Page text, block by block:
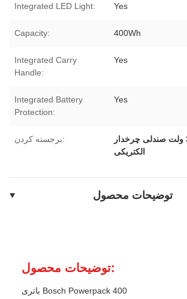
Integrated LED Light: Yes
Capacity: 400Wh
Integrated Carry
Handle:
Yes
Integrated Battery
Protection:
Yes
برجسته کردن:
باتری لیتیوم 36 ولت صندلی چرخدار
الکتریکی
توضیحات محصول
توضیحات محصول:
باتری Bosch Powerpack 400